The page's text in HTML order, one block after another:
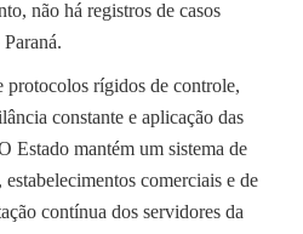
não há registros de casos
rígidos de controle,
constante e aplicação das
Estado mantém um sistema de
comerciais e de
contínua dos servidores da